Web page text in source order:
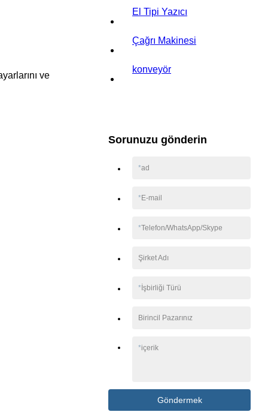
ve
El Tipi Yazıcı
Çağrı Makinesi
konveyör
Sorunuzu gönderin
*ad
*E-mail
*Telefon/WhatsApp/Skype
Şirket Adı
*İşbirliği Türü
Birincil Pazarınız
*içerik
Göndermek